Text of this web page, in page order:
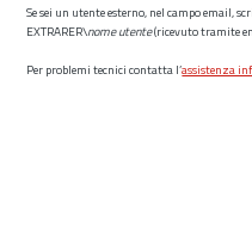
Se sei un utente esterno, nel campo email,
EXTRARER\nome utente(ricevuto tramite
Per problemi tecnici contatta l’assistenza